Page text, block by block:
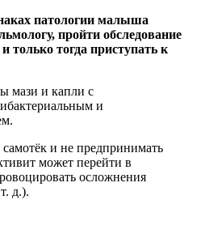
патологии малыша
пройти обследование
и только тогда приступать к
мази и капли с
и
и не предпринимать
может перейти в
осложнения
д.).